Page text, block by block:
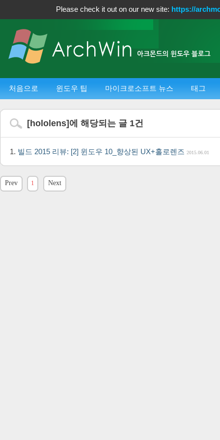
Please check it out on our new site: https://
처음으로 윈도우 팁 마이크로소프트 뉴스 태그
[hololens]에 해당되는 글 1건
빌드 2015 리뷰: [2] 윈도우 10_향상된 UX+홀로렌즈 2015.06.01
Prev 1 Next